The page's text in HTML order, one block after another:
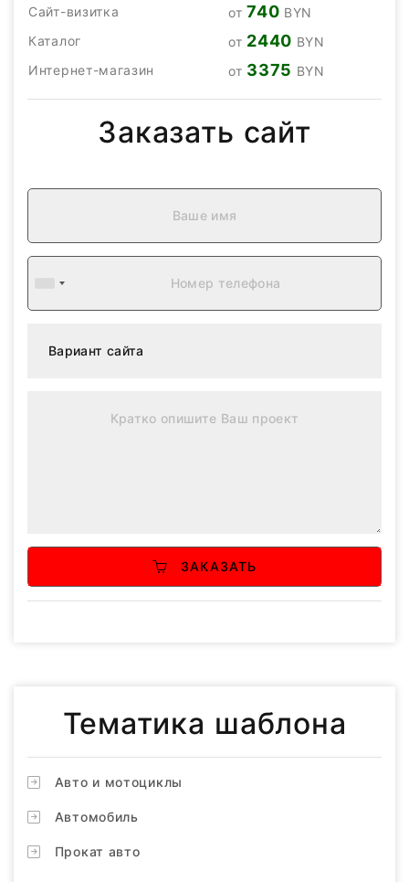
Сайт-визитка
от740 BYN
Каталог
от 2440 BYN
Интернет-магазин
от 3375 BYN
Заказать сайт
ЗАКАЗАТЬ
Тематика шаблона
Авто и мотоциклы
Автомобиль
Прокат авто